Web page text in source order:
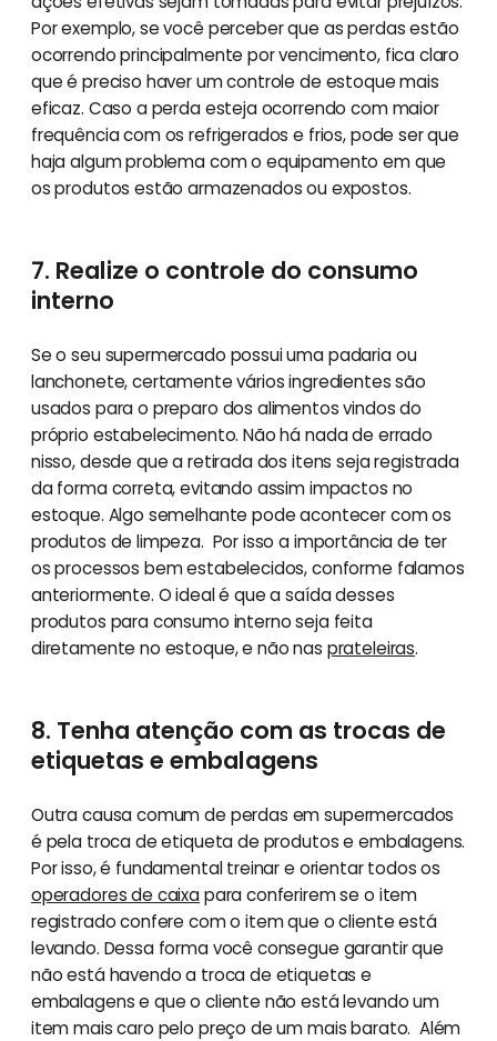
Por exemplo, se você perceber que as perdas estão
ocorrendo principalmente por vencimento, fica claro
que é preciso haver um controle de estoque mais
eficaz. Caso a perda esteja ocorrendo com maior
frequência com os refrigerados e frios, pode ser que
haja algum problema com o equipamento em que
os produtos estão armazenados ou expostos.
7. Realize o controle do consumo
interno
Se o seu supermercado possui uma padaria ou
lanchonete, certamente vários ingredientes são
usados para o preparo dos alimentos vindos do
próprio estabelecimento. Não há nada de errado
nisso, desde que a retirada dos itens seja registrada
da forma correta, evitando assim impactos no
estoque. Algo semelhante pode acontecer com os
produtos de limpeza. Por isso a importância de ter
os processos bem estabelecidos, conforme falamos
anteriormente. O ideal é que a saída desses
produtos para consumo interno seja feita
diretamente no estoque, e não nas prateleiras.
8. Tenha atenção com as trocas de
etiquetas e embalagens
Outra causa comum de perdas em supermercados
é pela troca de etiqueta de produtos e embalagens.
Por isso, é fundamental treinar e orientar todos os
operadores de caixapara conferirem se o item
registrado confere com o item que o cliente está
levando. Dessa forma você consegue garantir que
não está havendo a troca de etiquetas e
embalagens e que o cliente não está levando um
item mais caro pelo preço de um mais barato. Além